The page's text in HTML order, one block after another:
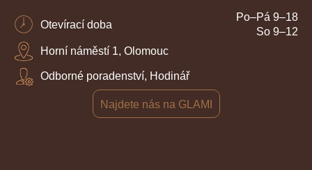
Otevírací doba
Po–Pá 9–18
So 9–12
Horní náměstí 1, Olomouc
Odborné poradenství, Hodinář
Najdete nás na GLAMI